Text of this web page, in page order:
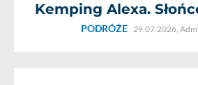
Kemping Alexa.
PODRÓŻE 29.07.2026,